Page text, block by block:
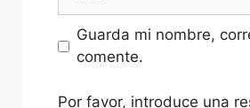
Guarda mi nombre,
comente.
Por favor, introduce una